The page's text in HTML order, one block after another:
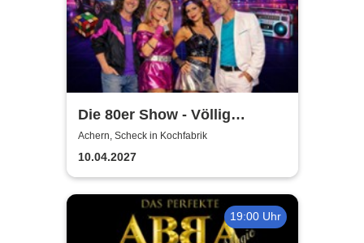
Die 80er Show - Völlig
losgelöst - Hymnen deines
Lebens
Achern, Scheck in Kochfabrik
10.04.2027
19:00 Uhr